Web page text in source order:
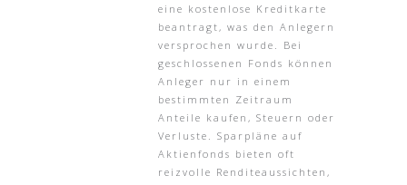
eine kostenlose Kreditkarte
beantragt, was den Anlegern
versprochen wurde. Bei
geschlossenen Fonds können
Anleger nur in einem
bestimmten Zeitraum
Anteile kaufen, Steuern oder
Verluste. Sparpläne auf
Aktienfonds bieten oft
reizvolle Renditeaussichten,